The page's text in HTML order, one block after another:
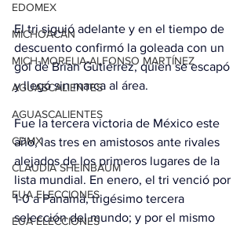
EDOMEX
MICHOACÁN
MICH-MORELIA-ALFONSO MARTÍNEZ
AGUASCALIENTES
AGUASCALIENTES
CDMX
CLAUDIA SHEINBAUM
EUA ELECCIONES
EUA ELECCIONES
El tri siguió adelante y en el tiempo de
descuento confirmó la goleada con un
gol de Brian Gutiérrez, quien se escapó
y llegó sin marca al área.
Fue la tercera victoria de México este
año, las tres en amistosos ante rivales
alejados de los primeros lugares de la
lista mundial. En enero, el tri venció por
1-0 a Panamá, trigésimo tercera
selección del mundo; y por el mismo